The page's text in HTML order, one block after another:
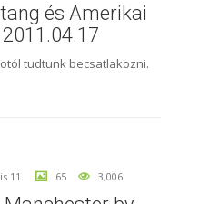
és Amerikai
tudtunk becsatlakozni.
11. 65 3,006